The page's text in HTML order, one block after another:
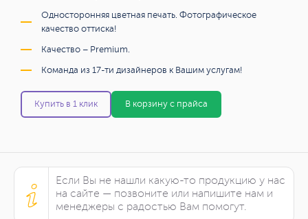
Односторонняя цветная печать. Фотографическое
качество оттиска!
Качество – Premium.
Команда из 17-ти дизайнеров к Вашим услугам!
Купить в 1 клик В корзину с прайса
Если Вы не нашли какую-то продукцию у нас
на сайте — позвоните или напишите нам и
менеджеры с радостью Вам помогут.